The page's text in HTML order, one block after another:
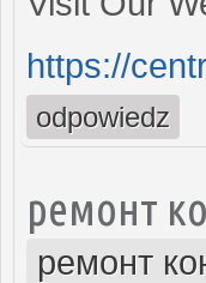
https://
odpowiedz
ремонт
ремонт